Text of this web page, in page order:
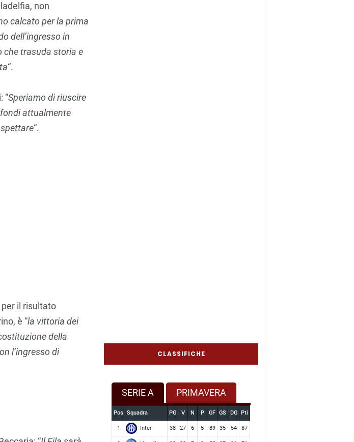
non
calcato per la prima
dell’ingresso in
che trasuda storia e
“.
“Speriamo di riuscire
attualmente
“.
il risultato
è “la vittoria dei
della
l’ingresso di
CLASSIFICHE
SERIE A PRIMAVERA
Pos Squadra PG V N P GF GS DG Pti
1 Inter 38 27 6 5 89 35 54 87